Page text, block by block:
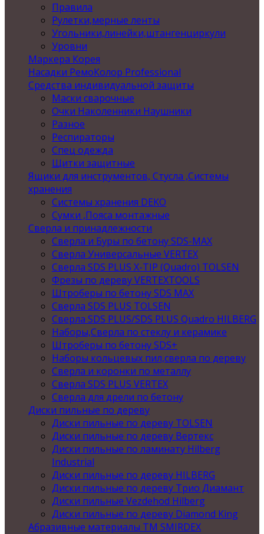
Правила
Рулетки,мерные ленты
Угольники,линейки,штангенциркули
Уровни
Маркера Корея
Насадки РемоКолор Professional
Средства индивидуальной защиты
Маски сварочные
Очки Наколенники Наушники
Разное
Респираторы
Спец одежда
Щитки защитные
Ящики для инструментов, Стусла ,Системы
хранения
Системы хранения DEKO
Сумки ,Пояса монтажные
Сверла и принадлежности
Сверла и Буры по бетону SDS-MAX
Сверла Универсальные VERTEX
Сверла SDS PLUS X-TIP (Quadro) TOLSEN
Фрезы по дереву VERTEXTOOLS
Штроберы по бетону SDS MAX
Сверла SDS PLUS TOLSEN
Сверла SDS PLUS/SDS PLUS Quadro HILBERG
Наборы,Сверла по стеклу и керамике
Штроберы по бетону SDS+
Наборы кольцевых пил,сверла по дереву
Сверла и коронки по металлу
Сверла SDS PLUS VERTEX
Сверла для дрели по бетону
Диски пильные по дереву
Диски пильные по дереву TOLSEN
Диски пильные по дереву Вертекс
Диски пильные по ламинату Hilberg
Industrial
Диски пильные по дереву HILBERG
Диски пильные по дереву Трио Диамант
Диски пильные Vezdehod Hilberg
Диски пильные по дереву Diamond King
Абразивные материалы ТМ SMIRDEX